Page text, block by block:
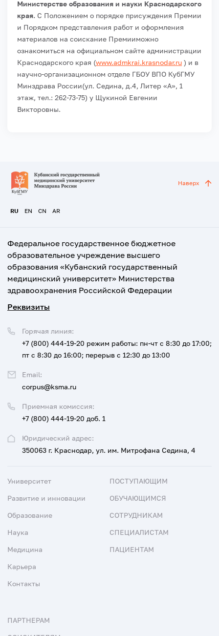
Министерстве образования и науки Краснодарского
края. С Положением о порядке присуждения Премии
и Порядком представления работ и оформления
материалов на соискание Премииможно
ознакомиться на официальном сайте администрации
Краснодарского края (www.admkrai.krasnodar.ru ) и в
научно-организационном отделе ГБОУ ВПО КубГМУ
Минздрава России(ул. Седина, д.4, Литер «А», 1
этаж, тел.: 262-73-75) у Щукиной Евгении
Викторовны.
RU EN CN AR
Наверх
Федеральное государственное бюджетное
образовательное учреждение высшего
образования «Кубанский государственный
медицинский университет» Министерства
здравоохранения Российской Федерации
Реквизиты
Юридический адрес:
350063 г. Краснодар, ул. им. Митрофана Седина, 4
Приемная комиссия:
+7 (800) 444-19-20 доб. 1
Горячая линия:
+7 (800) 444-19-20 режим работы: пн-чт с 8:30 до 17:00;
пт с 8:30 до 16:00; перерыв с 12:30 до 13:00
Email:
corpus@ksma.ru
Университет
Развитие и инновации
Образование
Наука
Медицина
Карьера
Контакты
ПОСТУПАЮЩИМ
ОБУЧАЮЩИМСЯ
СОТРУДНИКАМ
СПЕЦИАЛИСТАМ
ПАЦИЕНТАМ
ПАРТНЕРАМ